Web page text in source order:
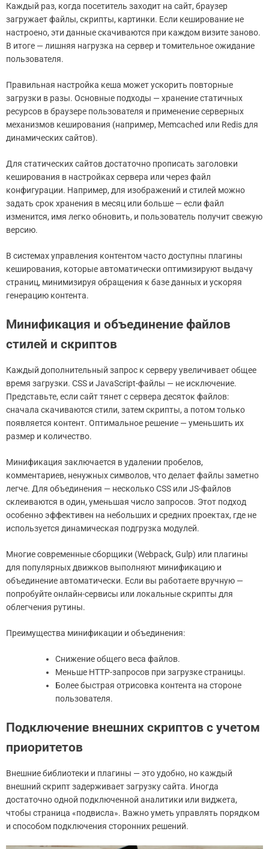
Каждый раз, когда посетитель заходит на сайт, браузер
загружает файлы, скрипты, картинки. Если кеширование не
настроено, эти данные скачиваются при каждом визите заново.
В итоге — лишняя нагрузка на сервер и томительное ожидание
пользователя.
Правильная настройка кеша может ускорить повторные
загрузки в разы. Основные подходы — хранение статичных
ресурсов в браузере пользователя и применение серверных
механизмов кеширования (например, Memcached или Redis для
динамических сайтов).
Для статических сайтов достаточно прописать заголовки
кеширования в настройках сервера или через файл
конфигурации. Например, для изображений и стилей можно
задать срок хранения в месяц или больше — если файл
изменится, имя легко обновить, и пользователь получит свежую
версию.
В системах управления контентом часто доступны плагины
кеширования, которые автоматически оптимизируют выдачу
страниц, минимизируя обращения к базе данных и ускоряя
генерацию контента.
Минификация и объединение файлов
стилей и скриптов
Каждый дополнительный запрос к серверу увеличивает общее
время загрузки. CSS и JavaScript-файлы — не исключение.
Представьте, если сайт тянет с сервера десяток файлов:
сначала скачиваются стили, затем скрипты, а потом только
появляется контент. Оптимальное решение — уменьшить их
размер и количество.
Минификация заключается в удалении пробелов,
комментариев, ненужных символов, что делает файлы заметно
легче. Для объединения — несколько CSS или JS-файлов
склеиваются в один, уменьшая число запросов. Этот подход
особенно эффективен на небольших и средних проектах, где не
используется динамическая подгрузка модулей.
Многие современные сборщики (Webpack, Gulp) или плагины
для популярных движков выполняют минификацию и
объединение автоматически. Если вы работаете вручную —
попробуйте онлайн-сервисы или локальные скрипты для
облегчения рутины.
Преимущества минификации и объединения:
Снижение общего веса файлов.
Меньше HTTP-запросов при загрузке страницы.
Более быстрая отрисовка контента на стороне
пользователя.
Подключение внешних скриптов с учетом
приоритетов
Внешние библиотеки и плагины — это удобно, но каждый
внешний скрипт задерживает загрузку сайта. Иногда
достаточно одной подключенной аналитики или виджета,
чтобы страница «подвисла». Важно уметь управлять порядком
и способом подключения сторонних решений.